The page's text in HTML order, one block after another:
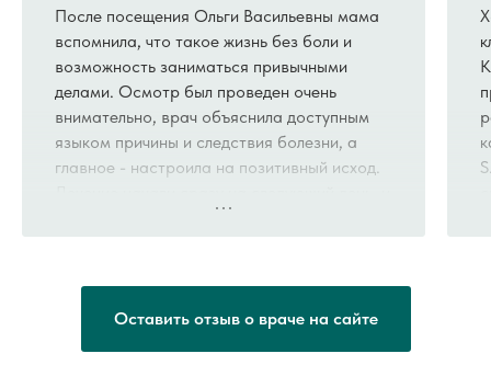
После посещения Ольги Васильевны мама
вспомнила, что такое жизнь без боли и
возможность заниматься привычными
делами. Осмотр был проведен очень
внимательно, врач объяснила доступным
языком причины и следствия болезни, а
главное - настроила на позитивный исход.
Грамотное назначение дает положительные
Оставить отзыв о враче на сайте